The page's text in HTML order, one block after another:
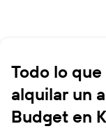
Todo lo
alquilar un
Budget en